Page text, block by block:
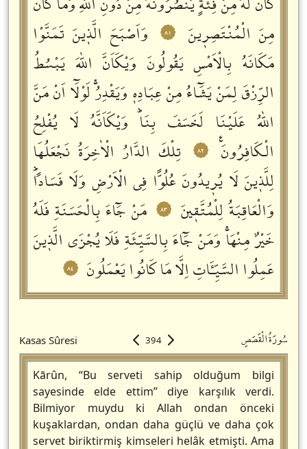
Kasas Sûresi 394 سُورَةُالْقَصَصِ
Kārûn, “Bu serveti sahip olduğum bilgi
sayesinde elde ettim” diye karşılık verdi.
Bilmiyor muydu ki Allah ondan önceki
kuşaklardan, ondan daha güçlü ve daha çok
servet biriktirmiş kimseleri helâk etmişti. Ama
مِنَ الْمُنْتَصِرٖينَ
٨١
وَاَصْبَحَ الَّذٖينَ تَمَنَّوْا
مَكَانَهُ بِالْاَمْسِ يَقُولُونَ وَيْكَاَنَّ اللّٰهَ يَبْسُطُ
الرِّزْقَ لِمَنْ يَشَٓاءُ مِنْ عِبَادِهٖ وَيَقْدِرُۚ لَوْلَٓا اَنْ مَنَّ
اللّٰهُ عَلَيْنَا لَخَسَفَ بِنَاؕ وَيْكَاَنَّهُ لَا يُفْلِحُ
الْكَافِرُونَࣖ
٨٢
تِلْكَ الدَّارُ الْاٰخِرَةُ نَجْعَلُهَا
لِلَّذٖينَ لَا يُرٖيدُونَ عُلُواًّ فِي الْاَرْضِ وَلَا فَسَاداًؕ
وَالْعَاقِبَةُ لِلْمُتَّقٖينَ
٨٣
مَنْ جَٓاءَ بِالْحَسَنَةِ فَلَهُ
خَيْرٌ مِنْهَاۚ وَمَنْ جَٓاءَ بِالسَّيِّئَةِ فَلَا يُجْزَى الَّذٖينَ
عَمِلُوا السَّيِّـَٔاتِ اِلَّا مَا كَانُوا يَعْمَلُونَ
٨٤